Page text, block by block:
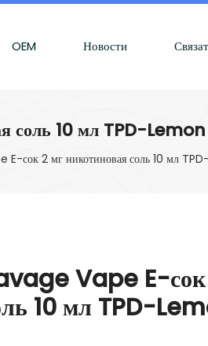
OEM Новости
соль 10 мл TPD-
E-сок 2 мг никотиновая соль 10 мл
Vape E-сок
10 мл TPD-